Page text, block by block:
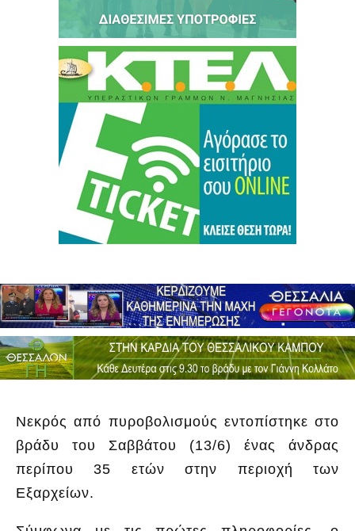
Νεκρός από πυροβολισμούς εντοπίστηκε στο
βράδυ του Σαββάτου (13/6) ένας άνδρας
περίπου 35 ετών στην περιοχή των
Εξαρχείων.